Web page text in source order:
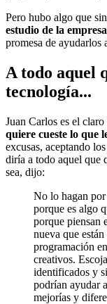
Pero hubo algo que
estudio de la
promesa de ayudarlos
A todo aquel
tecnología...
Juan Carlos es el
quiere cueste lo que
excusas, aceptando
diría a todo aquel que
sea, dijo:
No lo hagan
porque es algo
porque piensan
nueva que
programación
creativos.
identificados y
podrían ayudar
mejorías y